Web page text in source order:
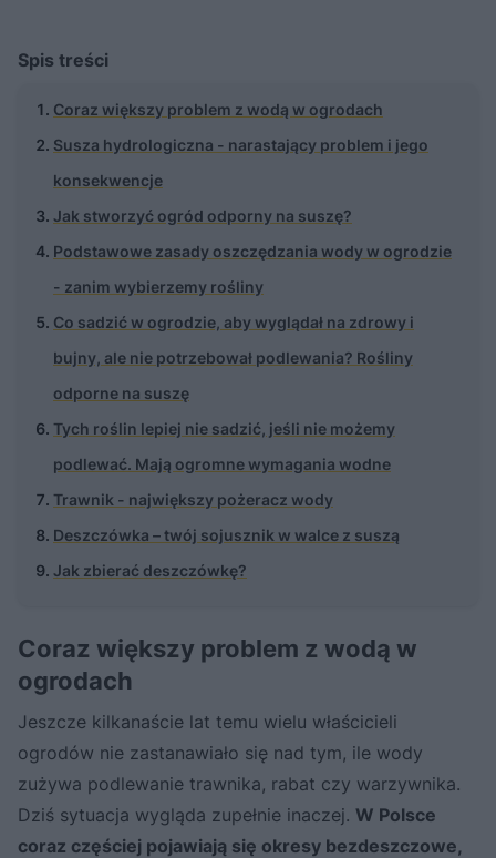
Spis treści
Coraz większy problem z wodą w ogrodach
Susza hydrologiczna - narastający problem i jego
konsekwencje
Jak stworzyć ogród odporny na suszę?
Podstawowe zasady oszczędzania wody w ogrodzie
- zanim wybierzemy rośliny
Co sadzić w ogrodzie, aby wyglądał na zdrowy i
bujny, ale nie potrzebował podlewania? Rośliny
odporne na suszę
Tych roślin lepiej nie sadzić, jeśli nie możemy
podlewać. Mają ogromne wymagania wodne
Trawnik - największy pożeracz wody
Deszczówka – twój sojusznik w walce z suszą
Jak zbierać deszczówkę?
Coraz większy problem z wodą w
ogrodach
Jeszcze kilkanaście lat temu wielu właścicieli
ogrodów nie zastanawiało się nad tym, ile wody
zużywa podlewanie trawnika, rabat czy warzywnika.
Dziś sytuacja wygląda zupełnie inaczej. W Polsce
coraz częściej pojawiają się okresy bezdeszczowe,